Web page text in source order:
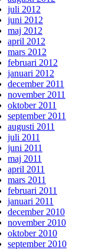
juli 2012
juni 2012
maj 2012
april 2012
mars 2012
februari 2012
januari 2012
december 2011
november 2011
oktober 2011
september 2011
augusti 2011
juli 2011
juni 2011
maj 2011
april 2011
mars 2011
februari 2011
januari 2011
december 2010
november 2010
oktober 2010
september 2010